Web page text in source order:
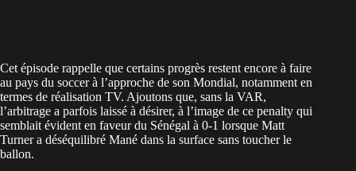
Cet épisode rappelle que certains progrès restent encore à faire
au pays du soccer à l’approche de son Mondial, notamment en
termes de réalisation TV. Ajoutons que, sans la VAR,
l’arbitrage a parfois laissé à désirer, à l’image de ce penalty qui
semblait évident en faveur du Sénégal à 0-1 lorsque Matt
Turner a déséquilibré Mané dans la surface sans toucher le
ballon.